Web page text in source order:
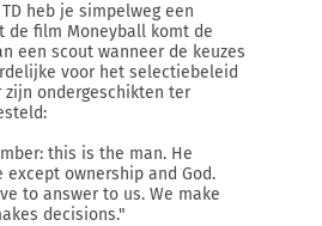
heb je simpelweg een
de film Moneyball komt de
een scout wanneer de keuzes
voor het selectiebeleid
ondergeschikten ter
this is the man. He
except ownership and God.
to answer to us. We make
decisions."